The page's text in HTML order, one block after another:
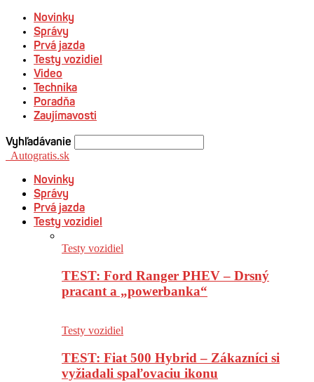
Novinky
Správy
Prvá jazda
Testy vozidiel
Video
Technika
Poradňa
Zaujímavosti
Vyhľadávanie
Autogratis.sk
Novinky
Správy
Prvá jazda
Testy vozidiel
Testy vozidiel
TEST: Ford Ranger PHEV – Drsný
pracant a „powerbanka“
Testy vozidiel
TEST: Fiat 500 Hybrid – Zákazníci si
vyžiadali spaľovaciu ikonu